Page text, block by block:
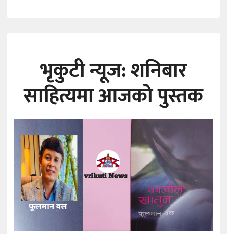
भृकुटी न्यूज: शनिबार
साहित्यमा आजको पुस्तक